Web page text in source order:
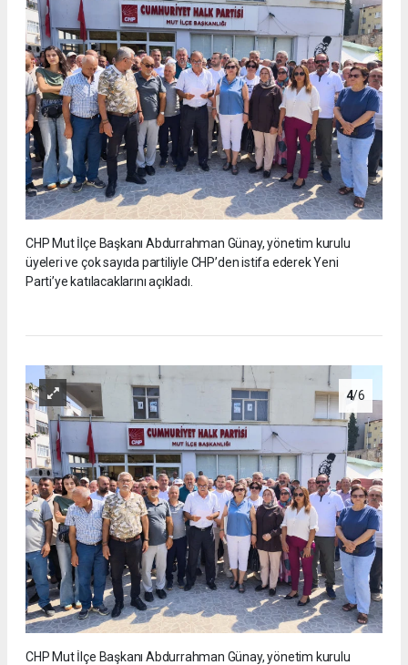
CHP Mut İlçe Başkanı Abdurrahman Günay, yönetim kurulu
üyeleri ve çok sayıda partiliyle CHP’den istifa ederek Yeni
Parti’ye katılacaklarını açıkladı.
4/6
CHP Mut İlçe Başkanı Abdurrahman Günay, yönetim kurulu